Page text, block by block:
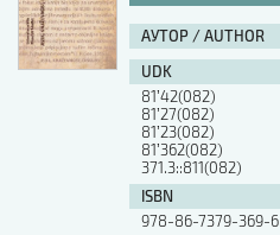
АУТОР / AUTHOR
UDK
81ʼ42(082)
81ʼ27(082)
81ʼ23(082)
81ʼ362(082)
371.3::811(082)
ISBN
978-86-7379-369-6